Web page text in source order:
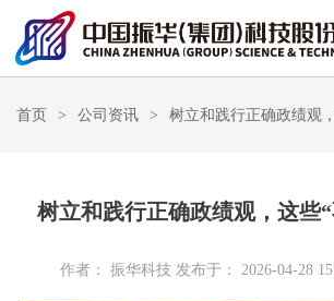
首页 公司资讯 树立和践行正确政绩观
树立和践行正确政绩观，这些
作者： 振华科技 发布于： 2026-04-28